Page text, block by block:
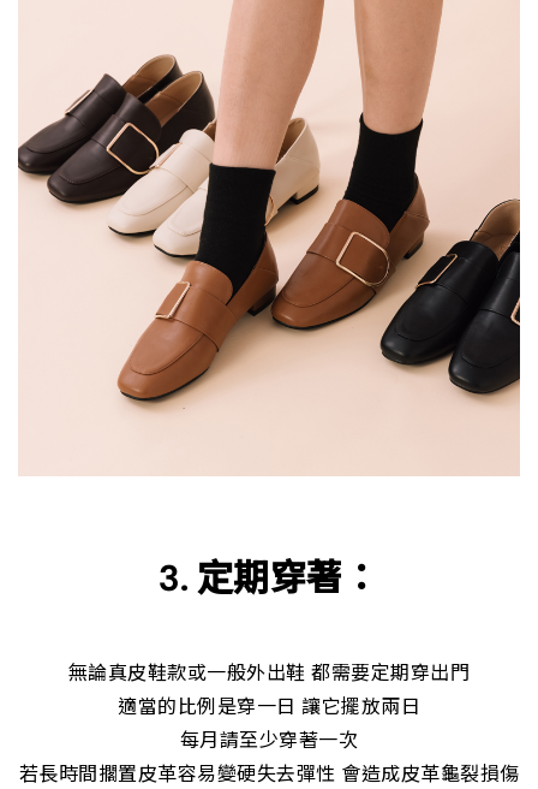
3. 定期穿著：
無論真皮鞋款或一般外出鞋 都需要定期穿出門
適當的比例是穿一日 讓它擺放兩日
每月請至少穿著一次
若長時間擱置皮革容易變硬失去彈性 會造成皮革龜裂損傷